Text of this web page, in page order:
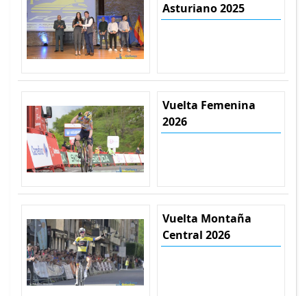
Asturiano 2025
Vuelta Femenina
2026
Vuelta Montaña
Central 2026